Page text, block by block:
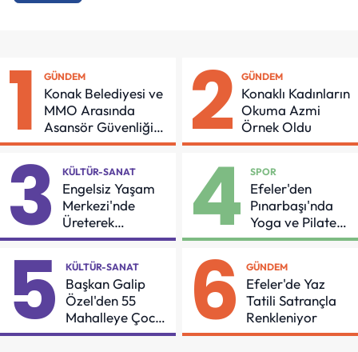
1 GÜNDEM
Konak Belediyesi ve
MMO Arasında
Asansör Güvenliği
İçin Önemli Protokol
2 GÜNDEM
Konaklı Kadınların
Okuma Azmi
Örnek Oldu
3 KÜLTÜR-SANAT
Engelsiz Yaşam
Merkezi'nde
Üreterek
Güçleniyorlar
4 SPOR
Efeler'den
Pınarbaşı'nda
Yoga ve Pilates
Buluşması
5 KÜLTÜR-SANAT
Başkan Galip
Özel'den 55
Mahalleye Çocuk
Şenliği
6 GÜNDEM
Efeler'de Yaz
Tatili Satrançla
Renkleniyor